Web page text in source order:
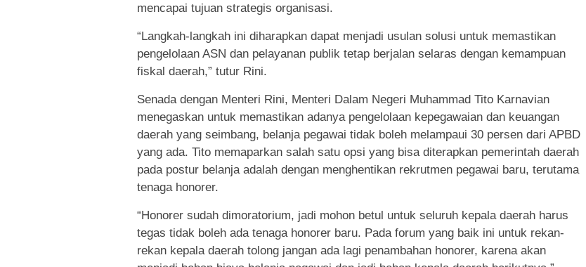
mencapai tujuan strategis organisasi.
“Langkah-langkah ini diharapkan dapat menjadi usulan solusi untuk memastikan
pengelolaan ASN dan pelayanan publik tetap berjalan selaras dengan kemampuan
fiskal daerah,” tutur Rini.
Senada dengan Menteri Rini, Menteri Dalam Negeri Muhammad Tito Karnavian
menegaskan untuk memastikan adanya pengelolaan kepegawaian dan keuangan
daerah yang seimbang, belanja pegawai tidak boleh melampaui 30 persen dari APBD
yang ada. Tito memaparkan salah satu opsi yang bisa diterapkan pemerintah daerah
pada postur belanja adalah dengan menghentikan rekrutmen pegawai baru, terutama
tenaga honorer.
“Honorer sudah dimoratorium, jadi mohon betul untuk seluruh kepala daerah harus
tegas tidak boleh ada tenaga honorer baru. Pada forum yang baik ini untuk rekan-
rekan kepala daerah tolong jangan ada lagi penambahan honorer, karena akan